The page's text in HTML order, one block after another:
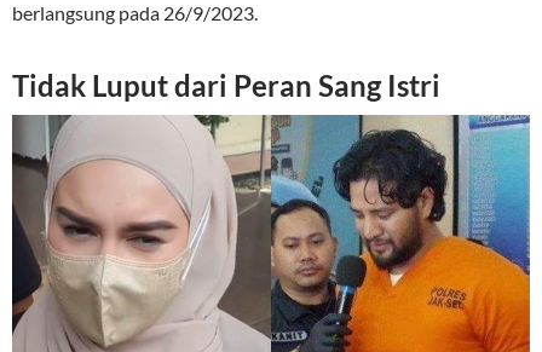
berlangsung pada 26/9/2023.
Tidak Luput dari Peran Sang Istri